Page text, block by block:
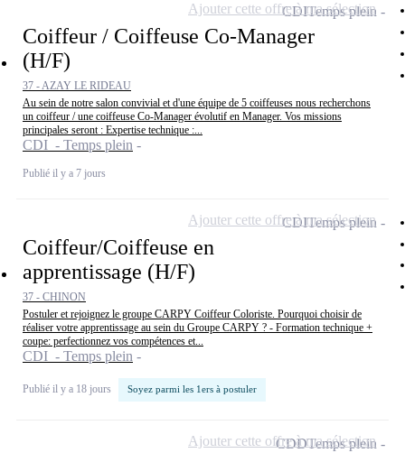
Coiffeur / Coiffeuse Co-Manager
(H/F)
37 - AZAY LE RIDEAU
Au sein de notre salon convivial et d'une équipe de 5 coiffeuses nous recherchons
un coiffeur / une coiffeuse Co-Manager évolutif en Manager. Vos missions
principales seront : Expertise technique :...
CDI - Temps plein
Publié il y a 7 jours
CDITemps plein
Ajouter cette offre à ma sélection
Coiffeur/Coiffeuse en
apprentissage (H/F)
37 - CHINON
Postuler et rejoignez le groupe CARPY Coiffeur Coloriste. Pourquoi choisir de
réaliser votre apprentissage au sein du Groupe CARPY ? - Formation technique +
coupe: perfectionnez vos compétences et...
CDI - Temps plein
Publié il y a 18 jours Soyez parmi les 1ers à postuler
CDITemps plein
Ajouter cette offre à ma sélection
CDDTemps plein
Ajouter cette offre à ma sélection